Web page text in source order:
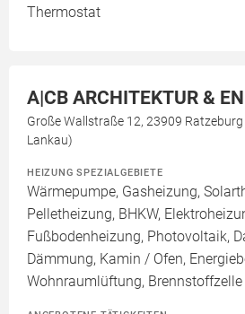
Thermostat
A|CB ARCHITEKTUR &
Große Wallstraße 12, 23909
Lankau)
HEIZUNG SPEZIALGEBIETE
Wärmepumpe, Gasheizung,
Pelletheizung, BHKW,
Fußbodenheizung, Photovoltaik,
Dämmung, Kamin / Ofen,
Wohnraumlüftung, Brennstoffzelle